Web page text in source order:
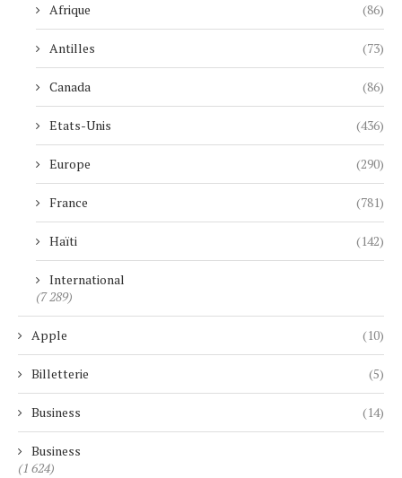
Afrique (86)
Antilles (73)
Canada (86)
Etats-Unis (436)
Europe (290)
France (781)
Haïti (142)
International
(7 289)
Apple (10)
Billetterie (5)
Business (14)
Business
(1 624)